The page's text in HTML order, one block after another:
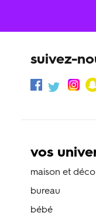
suivez-
vos
maison et déco
bureau
bébé